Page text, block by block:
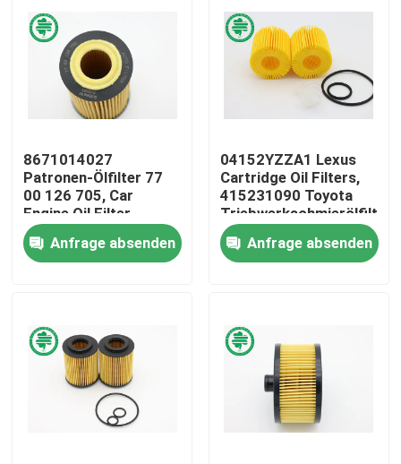
Videos
Über uns
Fabrik-Ausflug
Qualitätskontrolle
Nachrichten
Automobilmaschinen-Luftfilter
8671014027
Patronen-Ölfilter 77
00 126 705, Car
Engine Oil Filter-
Zellulose
Anfrage absenden
04152YZZA1 Lexus
Cartridge Oil Filters,
415231090 Toyota
Triebwerkschmierölfilter
Anfrage absenden